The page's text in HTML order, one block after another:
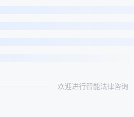
欢迎进行智能法律咨询